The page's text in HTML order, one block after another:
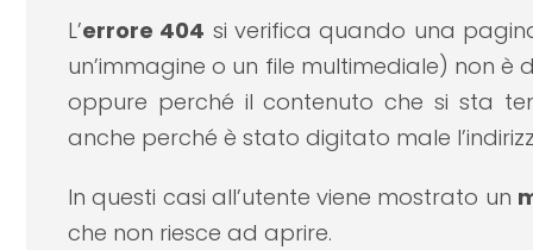
L’errore 404 si verifica quando una
un’immagine o un file multimediale) non è
oppure perché il contenuto che si sta
anche perché è stato digitato male
In questi casi all’utente viene mostrato un
che non riesce ad aprire.